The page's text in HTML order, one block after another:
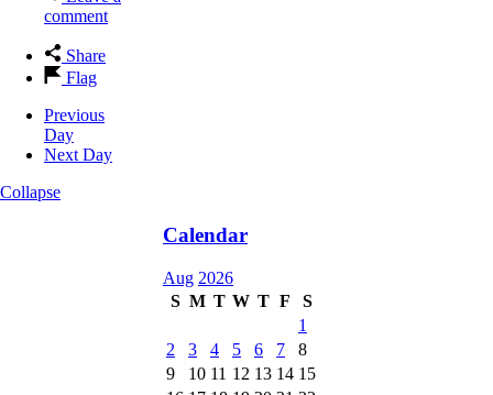
comment
Share
Flag
Previous
Day
Next Day
Collapse
Calendar
Aug 2026
S M T W T F
S
1
2
3 4 5 6 7
8
9
10 11 12 13 14 15